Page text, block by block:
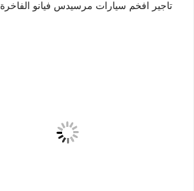
تاجير افخم سيارات مرسيدس فيانو الفاخرة